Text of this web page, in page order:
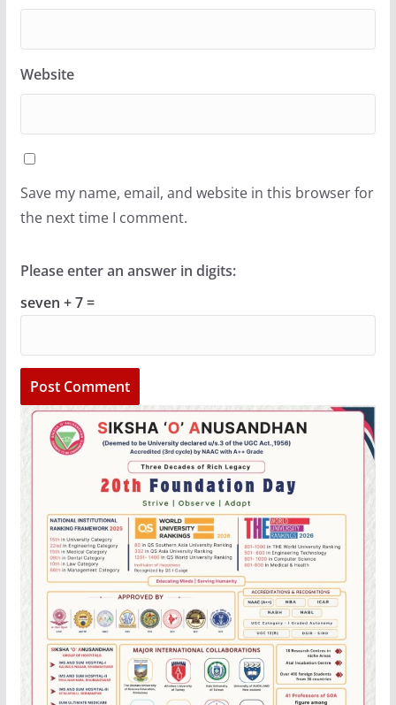
Website
Save my name, email, and website in this browser for
the next time I comment.
Please enter an answer in digits:
seven + 7 =